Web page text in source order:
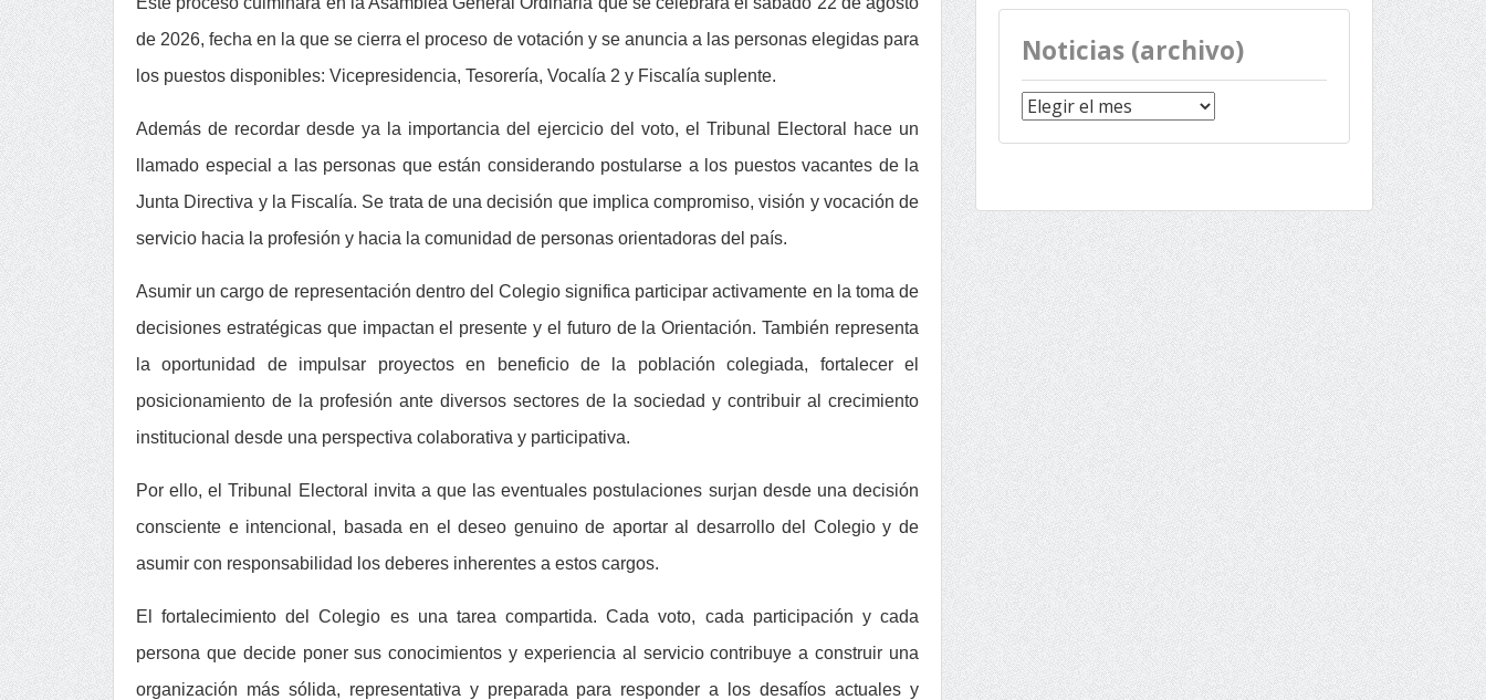
de 2026, fecha en la que se cierra el proceso de votación y se anuncia a las personas elegidas para
los puestos disponibles: Vicepresidencia, Tesorería, Vocalía 2 y Fiscalía suplente.
Además de recordar desde ya la importancia del ejercicio del voto, el Tribunal Electoral hace un
llamado especial a las personas que están considerando postularse a los puestos vacantes de la
Junta Directiva y la Fiscalía. Se trata de una decisión que implica compromiso, visión y vocación de
servicio hacia la profesión y hacia la comunidad de personas orientadoras del país.
Asumir un cargo de representación dentro del Colegio significa participar activamente en la toma de
decisiones estratégicas que impactan el presente y el futuro de la Orientación. También representa
la oportunidad de impulsar proyectos en beneficio de la población colegiada, fortalecer el
posicionamiento de la profesión ante diversos sectores de la sociedad y contribuir al crecimiento
institucional desde una perspectiva colaborativa y participativa.
Por ello, el Tribunal Electoral invita a que las eventuales postulaciones surjan desde una decisión
consciente e intencional, basada en el deseo genuino de aportar al desarrollo del Colegio y de
asumir con responsabilidad los deberes inherentes a estos cargos.
El fortalecimiento del Colegio es una tarea compartida. Cada voto, cada participación y cada
persona que decide poner sus conocimientos y experiencia al servicio contribuye a construir una
organización más sólida, representativa y preparada para responder a los desafíos actuales y
Noticias (archivo)
Noticias
(archivo)